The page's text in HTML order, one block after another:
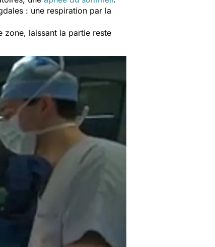
: une respiration par la
zone, laissant la partie reste